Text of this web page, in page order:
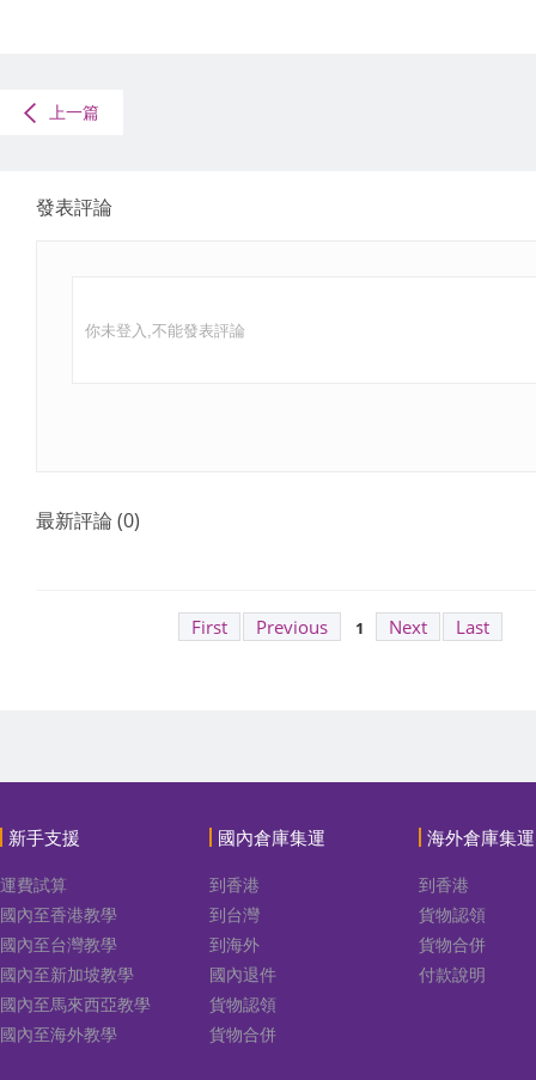
上一篇
發表評論
最新評論 (0)
First Previous 1 Next Last
新手支援
運費試算
國內至香港教學
國內至台灣教學
國內至新加坡教學
國內至馬來西亞教學
國內至海外教學
國內倉庫集運
到香港
到台灣
到海外
國內退件
貨物認領
貨物合併
海外倉庫集運
到香港
貨物認領
貨物合併
付款說明